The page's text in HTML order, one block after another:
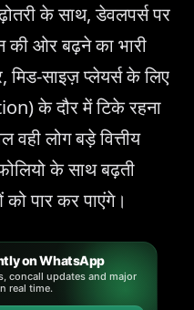
के साथ, डेवलपर्स पर
की ओर बढ़ने का भारी
साइज़ प्लेयर्स के लिए
के दौर में टिके रहना
लोग बड़े वित्तीय
के साथ बढ़ती
पार कर पाएंगे।
on WhatsApp
concall updates and major
real time.